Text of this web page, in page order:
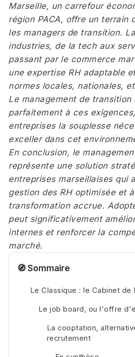
Marseille, un carrefour
région PACA, offre un terrain
les managers de transition.
industries, de la tech aux
passant par le commerce
une expertise RH adaptable
normes locales, nationales,
Le management de transition
parfaitement à ces
entreprises la souplesse
exceller dans cet
En conclusion, le
représente une solution
entreprises marseillaises qui
gestion des RH optimisée et
transformation accrue.
peut significativement
internes et renforcer la
marché.
🧭 Sommaire
Le Classique : le Cabinet de
Le job board, ou l'offre
La cooptation,
recrutement